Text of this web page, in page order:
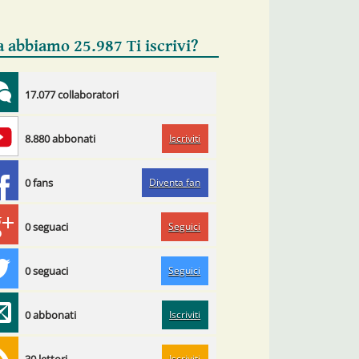
abbiamo 25.987 Ti iscrivi?
17.077 collaboratori
8.880 abbonati Iscriviti
0 fans Diventa fan
0 seguaci Seguici
0 seguaci Seguici
0 abbonati Iscriviti